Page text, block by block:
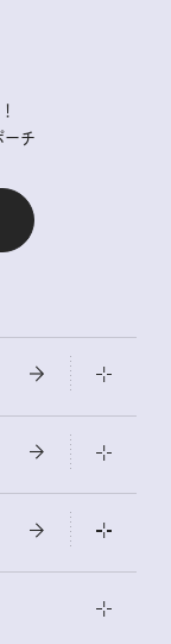
ーチ
ア
ンネル旅ガイ